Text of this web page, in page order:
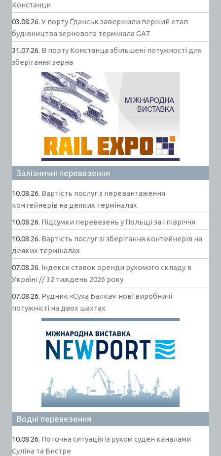
Констанци
03.08.26. У порту Ґданськ завершили перший етап
будівництва зернового термінала GAT
31.07.26. В порту Констанца збільшені потужності для
зберігання зерна
Залізничні перевезення
10.08.26. Вартість послуг з перевантаження
контейнерів на деяких терміналах
10.08.26. Підсумки перевезень у Польщі за І півріччя
10.08.26. Вартість послуг зі зберігання контейнерів на
деяких терміналах
07.08.26. Індекси ставок оренди рухомого складу в
Україні // 32 тиждень 2026 року
07.08.26. Рудник «Суха Балка»: нові виробничі
потужністі на двох шахтах
Водні перевезення
10.08.26. Поточна ситуація із рухом суден каналами
Суліна та Бистре